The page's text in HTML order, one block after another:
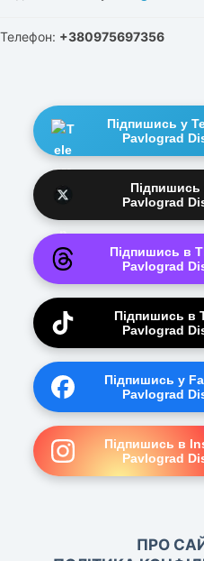
Телефон: +380975697356
Підпишись у
Pavlograd
Підпишись
Pavlograd
Підпишись в
Pavlograd
Підпишись в
Pavlograd
Підпишись у
Pavlograd
Підпишись в
Pavlograd
ПРО